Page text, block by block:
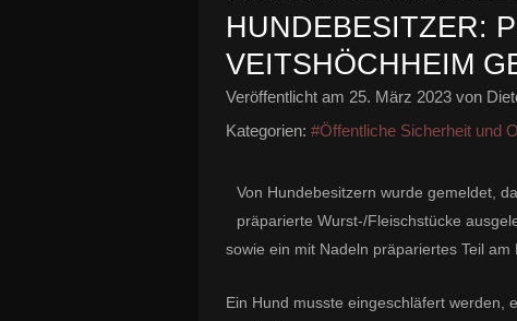
HUNDEBESITZER:
VEITSHÖCHHEIM
Veröffentlicht am 25. März 2023 von
Kategorien: #Öffentliche Sicherheit und
Von Hundebesitzern wurde gemeldet,
präparierte Wurst-/Fleischstücke
sowie ein mit Nadeln präpariertes Teil am
Ein Hund musste eingeschläfert werden,